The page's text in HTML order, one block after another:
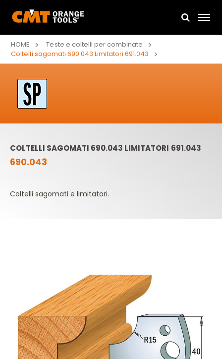
HOME
Teste e coltelli per combinate
Coltelli sagomati 690.043 Limitatori 691.043
COLTELLI SAGOMATI 690.043 LIMITATORI 691.043
690.043
Coltelli sagomati e limitatori.